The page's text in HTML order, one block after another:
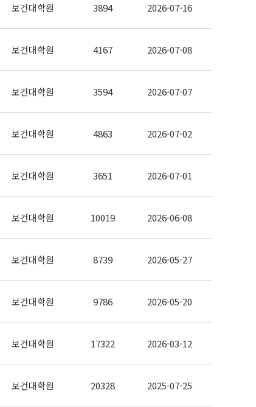
보건대학원 3894 2026-07-16
보건대학원 4167 2026-07-08
보건대학원 3594 2026-07-07
보건대학원 4863 2026-07-02
보건대학원 3651 2026-07-01
보건대학원 10019 2026-06-08
보건대학원 8739 2026-05-27
보건대학원 9786 2026-05-20
보건대학원 17322 2026-03-12
보건대학원 20328 2025-07-25